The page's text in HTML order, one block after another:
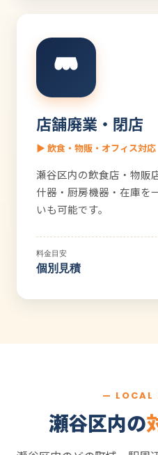
店舗廃業・閉店
▶ 飲食・物販・オフィス対応
瀬谷区内の飲食店・物販
什器・厨房機器・在庫を
いも可能です。
料金目安
個別見積
— LOCAL
瀬谷区内の